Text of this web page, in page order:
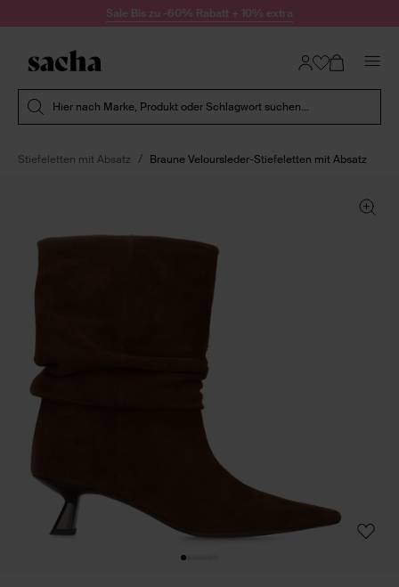
Zum Inhalt springenSale Bis zu -60% Rabatt + 10% extra
Hier nach Marke, Produkt oder Schlagwort suchen...
Stiefeletten mit Absatz Braune Veloursleder-Stiefeletten mit Absatz